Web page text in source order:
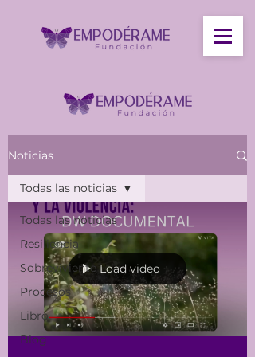
Noticias
Todas las noticias
Resiliencia
Sobreviviente
Procesos
Libro
Blog
Todas las noticias
Load video